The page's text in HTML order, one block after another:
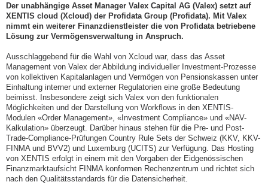
Der unabhängige Asset Manager Valex Capital AG (Valex) setzt auf
XENTIS cloud (Xcloud) der Profidata Group (Profidata). Mit Valex
nimmt ein weiterer Finanzdienstleister die von Profidata betriebene
Lösung zur Vermögensverwaltung in Anspruch.
Ausschlaggebend für die Wahl von Xcloud war, dass das Asset
Management von Valex der Abbildung individueller Investment-Prozesse
von kollektiven Kapitalanlagen und Vermögen von Pensionskassen unter
Einhaltung interner und externer Regulatorien eine große Bedeutung
beimisst. Insbesondere zeigt sich Valex von den funktionalen
Möglichkeiten und der Darstellung von Workflows in den XENTIS-
Modulen «Order Management», «Investment Compliance» und «NAV-
Kalkulation» überzeugt. Darüber hinaus stehen für die Pre- und Post-
Trade-Compliance-Prüfungen Country Rule Sets der Schweiz (KKV, KKV-
FINMA und BVV2) und Luxemburg (UCITS) zur Verfügung. Das Hosting
von XENTIS erfolgt in einem mit den Vorgaben der Eidgenössischen
Finanzmarktaufsicht FINMA konformen Rechenzentrum und richtet sich
nach den Qualitätsstandards für die Datensicherheit.